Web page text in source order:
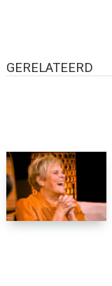
GERELATEERD